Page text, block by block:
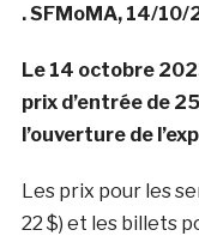
. SFMoMA, 14/10/
Le 14 octobre
prix d’entrée de
l’ouverture de
Les prix pour les
22 $) et les billets